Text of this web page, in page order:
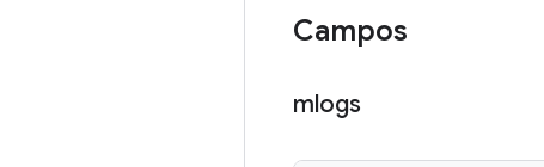
Campos
mlogs